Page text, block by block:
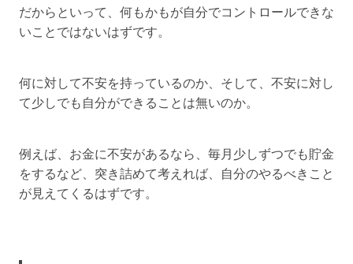
だからといって、何もかもが自分でコントロールできな
いことではないはずです。
何に対して不安を持っているのか、そして、不安に対し
て少しでも自分ができることは無いのか。
例えば、お金に不安があるなら、毎月少しずつでも貯金
をするなど、突き詰めて考えれば、自分のやるべきこと
が見えてくるはずです。